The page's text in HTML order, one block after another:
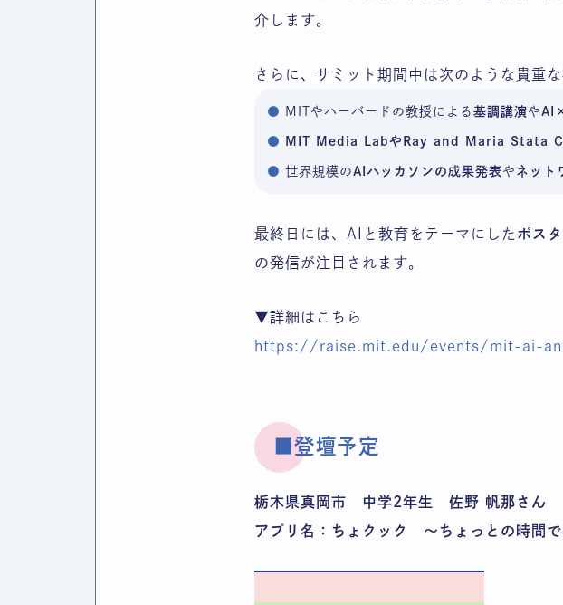
介します。
さらに、サミット期間中は次のような貴重
MITやハーバードの教授による基調講演や
MIT Media LabやRay and Maria Stata
世界規模のAIハッカソンの成果発表や ネット
最終日には、AIと教育をテーマにした ポス
の発信が注目されます。
▼詳細はこちら
https://raise.mit.edu/events/mit-ai-
■登壇予定
栃木県真岡市 中学2年生 佐野 帆那さん
アプリ名：ちょクック 〜ちょっとの時間